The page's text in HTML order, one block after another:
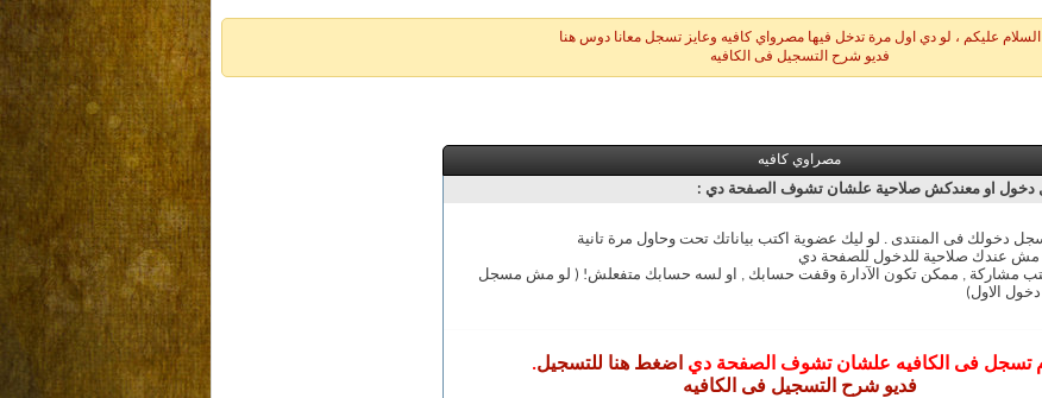
السلام عليكم ، لو دي اول مرة تدخل فيها مصرواي كافيه وعايز تسجل معانا دوس هنا
فديو شرح التسجيل فى الكافيه
مصراوي كافيه
او معندكش صلاحية علشان تشوف الصفحة دي :
دخولك فى المنتدى . لو ليك عضوية اكتب بياناتك تحت وحاول مرة تانية
عندك صلاحية للدخول للصفحة دي
مشاركة , ممكن تكون الآدارة وقفت حسابك , او لسه حسابك متفعلش! ( لو مش مسجل
الاول)
تسجل فى الكافيه علشان تشوف الصفحة دي اضغط هنا للتسجيل.
فديو شرح التسجيل فى الكافيه